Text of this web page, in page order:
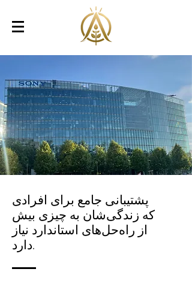
پشتیبانی جامع برای افرادی
که زندگی‌شان به چیزی بیش
از راه‌حل‌های استاندارد نیاز
دارد.